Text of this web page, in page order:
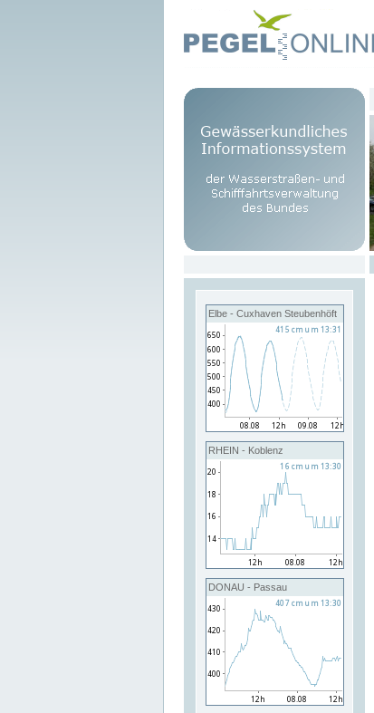
Elbe - Cuxhaven Steubenhöft
RHEIN - Koblenz
DONAU - Passau